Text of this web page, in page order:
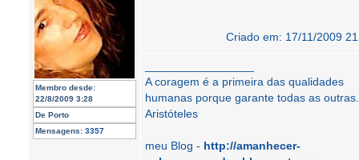
Membro desde:
22/8/2009 3:28
De Porto
Mensagens: 3357
Criado em: 17/11/2009
A coragem é a primeira das qualidades
humanas porque garante todas as outras.
Aristóteles
meu Blog - http://amanhecer-